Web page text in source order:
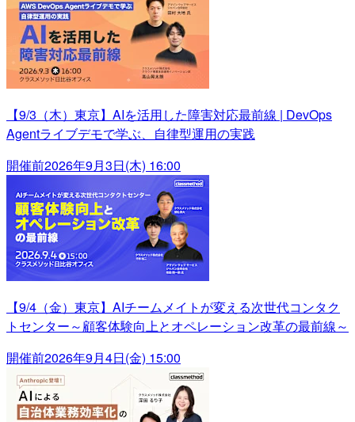
【9/3（木）東京】AIを活用した障害対応最前線 | DevOps
Agentライブデモで学ぶ、自律型運用の実践
開催前2026年9月3日(木) 16:00
【9/4（金）東京】AIチームメイトが変える次世代コンタク
トセンター～顧客体験向上とオペレーション改革の最前線～
開催前2026年9月4日(金) 15:00